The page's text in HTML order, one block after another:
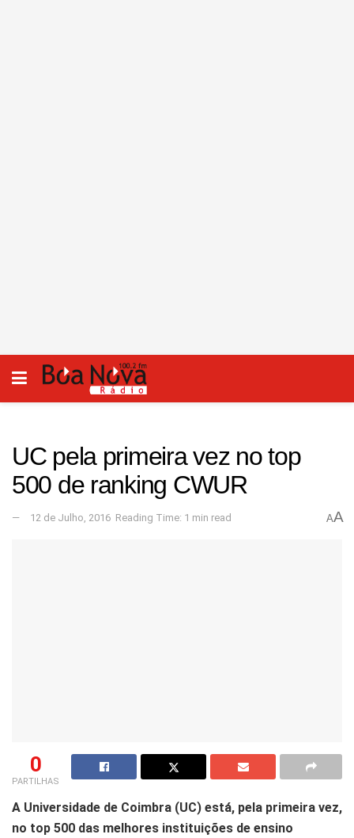
UC pela primeira vez no top
500 de ranking CWUR
12 de Julho, 2016 Reading Time: 1 min read AA
0
PARTILHAS
A Universidade de Coimbra (UC) está, pela primeira vez,
no top 500 das melhores instituições de ensino